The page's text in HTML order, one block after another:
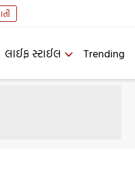
લાઈફ સ્ટાઈલ Trending